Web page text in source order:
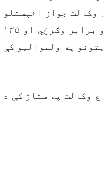
وکالت جواز اخېستلو
او د ولایتونو په مرکزونو کې د کار کولو لپاره په شرایطو برابر وګرځي او ۱۳۵
په ولسوالیو کې
وکالت په ستاژ کې د